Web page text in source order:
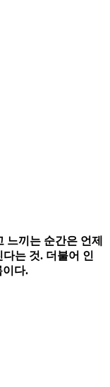
느끼는 순간은 언제
는 것. 더불어 인
이다.